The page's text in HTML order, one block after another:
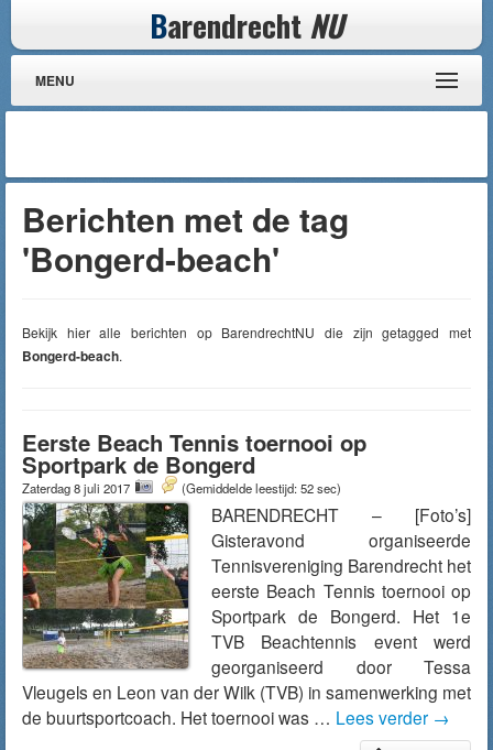
Barendrecht NU
MENU
Berichten met de tag
'Bongerd-beach'
Bekijk hier alle berichten op BarendrechtNU die zijn getagged met
Bongerd-beach.
Eerste Beach Tennis toernooi op
Sportpark de Bongerd
Zaterdag 8 juli 2017 (Gemiddelde leestijd: 52 sec)
BARENDRECHT – [Foto’s]
Gisteravond organiseerde
Tennisvereniging Barendrecht het
eerste Beach Tennis toernooi op
Sportpark de Bongerd. Het 1e
TVB Beachtennis event werd
georganiseerd door Tessa
Vleugels en Leon van der Wilk (TVB) in samenwerking met
de buurtsportcoach. Het toernooi was … Lees verder →